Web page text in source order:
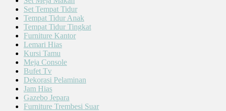
Set Tempat Tidur
Tempat Tidur Anak
Tempat Tidur Tingkat
Furniture Kantor
Lemari Hias
Kursi Tamu
Meja Console
Bufet Tv
Dekorasi Pelaminan
Jam Hias
Gazebo Jepara
Furniture Trembesi Suar